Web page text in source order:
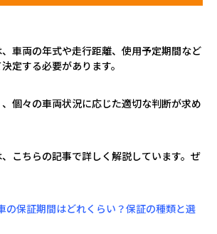
車両の年式や走行距離、使用予定期間など
定する必要があります。
個々の車両状況に応じた適切な判断が求め
こちらの記事で詳しく解説しています。ぜ
の保証期間はどれくらい？保証の種類と選